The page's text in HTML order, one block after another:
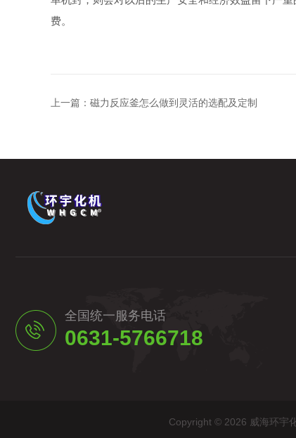
费。
上一篇： 磁力反应釜怎么做到灵活的选配及定制
全国统一服务电话
0631-5766718
Copyright © 2026 威海环宇